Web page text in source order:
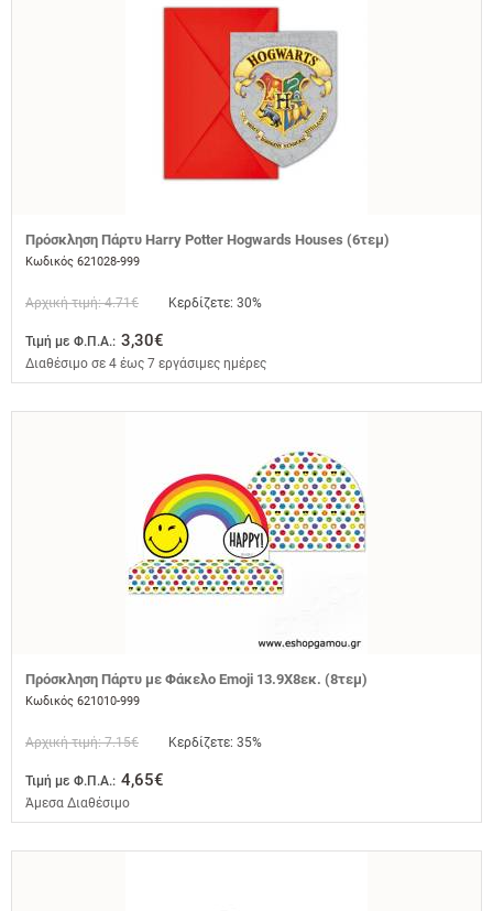
Πρόσκληση Πάρτυ Harry Potter Hogwards Houses (6τεμ)
Κωδικός 621028-999
Αρχική τιμή: 4.71€ Κερδίζετε: 30%
Τιμή με Φ.Π.Α.: 3,30€
Διαθέσιμο σε 4 έως 7 εργάσιμες ημέρες
Πρόσκληση Πάρτυ με Φάκελο Emoji 13.9Χ8εκ. (8τεμ)
Κωδικός 621010-999
Αρχική τιμή: 7.15€ Κερδίζετε: 35%
Τιμή με Φ.Π.Α.: 4,65€
Άμεσα Διαθέσιμο